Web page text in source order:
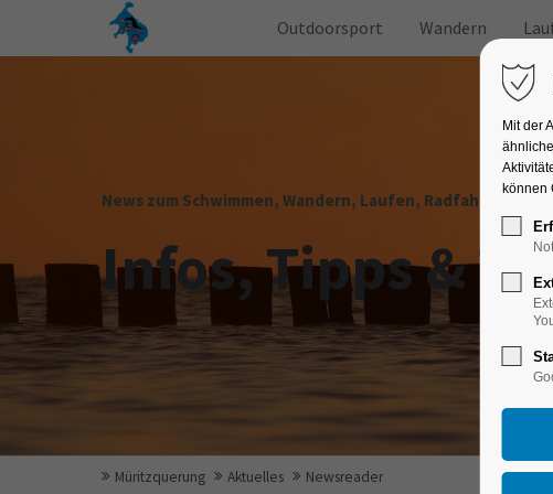
Outdoorsport Wandern
News zum Schwimmen, Wandern, Laufen, Radfahren
Infos, Tipps &
Müritzquerung Aktuelles Newsreader
Mit der
können